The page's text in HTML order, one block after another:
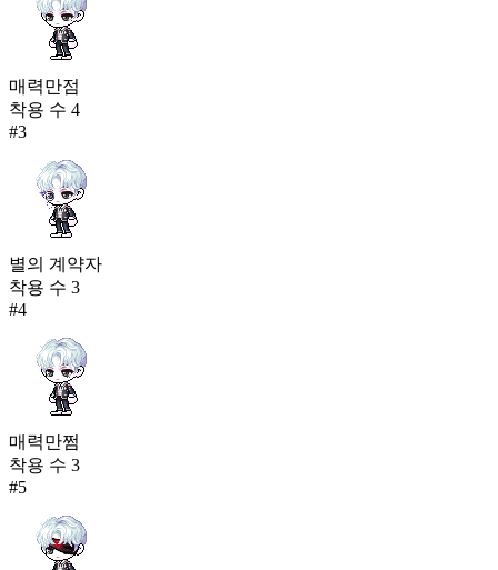
매력만점
착용 수 4
#3
별의 계약자
착용 수 3
#4
매력만쩜
착용 수 3
#5